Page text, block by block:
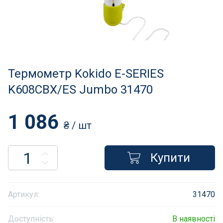
Атракціони для відпочинку
Засоби порятунку на воді
Термометр Kokido E-SERIES
K608CBX/ES Jumbo 31470
Артикул: 31470
Доступність: В наявності
1 086 ₴ / шт
Купити